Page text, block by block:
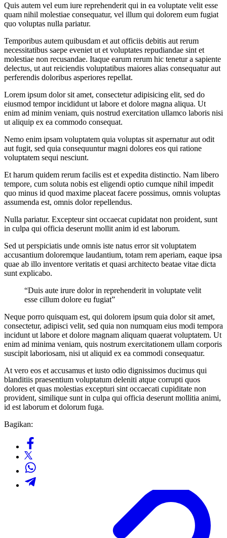
Quis autem vel eum iure reprehenderit qui in ea voluptate velit esse
quam nihil molestiae consequatur, vel illum qui dolorem eum fugiat
quo voluptas nulla pariatur.
Temporibus autem quibusdam et aut officiis debitis aut rerum
necessitatibus saepe eveniet ut et voluptates repudiandae sint et
molestiae non recusandae. Itaque earum rerum hic tenetur a sapiente
delectus, ut aut reiciendis voluptatibus maiores alias consequatur aut
perferendis doloribus asperiores repellat.
Lorem ipsum dolor sit amet, consectetur adipisicing elit, sed do
eiusmod tempor incididunt ut labore et dolore magna aliqua. Ut
enim ad minim veniam, quis nostrud exercitation ullamco laboris nisi
ut aliquip ex ea commodo consequat.
Nemo enim ipsam voluptatem quia voluptas sit aspernatur aut odit
aut fugit, sed quia consequuntur magni dolores eos qui ratione
voluptatem sequi nesciunt.
Et harum quidem rerum facilis est et expedita distinctio. Nam libero
tempore, cum soluta nobis est eligendi optio cumque nihil impedit
quo minus id quod maxime placeat facere possimus, omnis voluptas
assumenda est, omnis dolor repellendus.
Nulla pariatur. Excepteur sint occaecat cupidatat non proident, sunt
in culpa qui officia deserunt mollit anim id est laborum.
Sed ut perspiciatis unde omnis iste natus error sit voluptatem
accusantium doloremque laudantium, totam rem aperiam, eaque ipsa
quae ab illo inventore veritatis et quasi architecto beatae vitae dicta
sunt explicabo.
“Duis aute irure dolor in reprehenderit in voluptate velit
esse cillum dolore eu fugiat”
Neque porro quisquam est, qui dolorem ipsum quia dolor sit amet,
consectetur, adipisci velit, sed quia non numquam eius modi tempora
incidunt ut labore et dolore magnam aliquam quaerat voluptatem. Ut
enim ad minima veniam, quis nostrum exercitationem ullam corporis
suscipit laboriosam, nisi ut aliquid ex ea commodi consequatur.
At vero eos et accusamus et iusto odio dignissimos ducimus qui
blanditiis praesentium voluptatum deleniti atque corrupti quos
dolores et quas molestias excepturi sint occaecati cupiditate non
provident, similique sunt in culpa qui officia deserunt mollitia animi,
id est laborum et dolorum fuga.
Bagikan: